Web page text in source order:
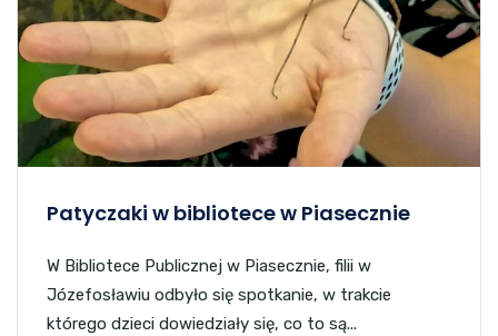
Patyczaki w bibliotece w Piasecznie
W Bibliotece Publicznej w Piasecznie, filii w
Józefosławiu odbyło się spotkanie, w trakcie
którego dzieci dowiedziały się, co to są...